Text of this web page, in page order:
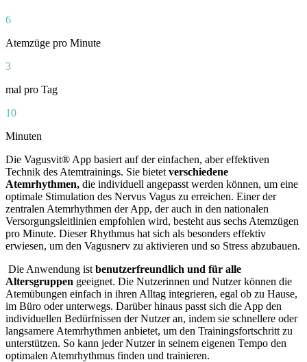
6
Atemzüge pro Minute
3
mal pro Tag
10
Minuten
Die Vagusvit® App basiert auf der einfachen, aber effektiven
Technik des Atemtrainings. Sie bietet verschiedene
Atemrhythmen, die individuell angepasst werden können, um eine
optimale Stimulation des Nervus Vagus zu erreichen. Einer der
zentralen Atemrhythmen der App, der auch in den nationalen
Versorgungsleitlinien empfohlen wird, besteht aus sechs Atemzügen
pro Minute. Dieser Rhythmus hat sich als besonders effektiv
erwiesen, um den Vagusnerv zu aktivieren und so Stress abzubauen.
Die Anwendung ist benutzerfreundlich und für alle
Altersgruppen geeignet. Die Nutzerinnen und Nutzer können die
Atemübungen einfach in ihren Alltag integrieren, egal ob zu Hause,
im Büro oder unterwegs. Darüber hinaus passt sich die App den
individuellen Bedürfnissen der Nutzer an, indem sie schnellere oder
langsamere Atemrhythmen anbietet, um den Trainingsfortschritt zu
unterstützen. So kann jeder Nutzer in seinem eigenen Tempo den
optimalen Atemrhythmus finden und trainieren.